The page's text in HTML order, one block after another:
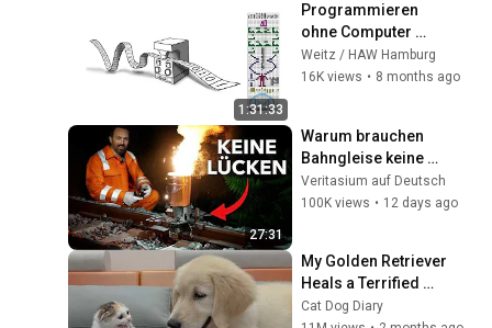
Weitz / HAW Hamburg
25
Modulare Arithmetik mit
negativen Zahlen
Weitz / HAW Hamburg
Zweierkomplement
Weitz / HAW Hamburg
27
Der euklidische
Algorithmus
Weitz / HAW Hamburg
Der euklidische
Algorithmus in Python
Weitz / HAW Hamburg
1:31:33
Programmieren
ohne Computer
(Kurze Geschichte
der Mathematik 5)
Weitz / HAW Hamburg
16K views • 8 months ago
27:31
Warum brauchen
Bahngleise keine
Dehnungsfugen?
Veritasium auf Deutsch
100K views • 12 days ago
My Golden Retriever
Heals a Terrified
Rescue Kitten in
Cat Dog Diary